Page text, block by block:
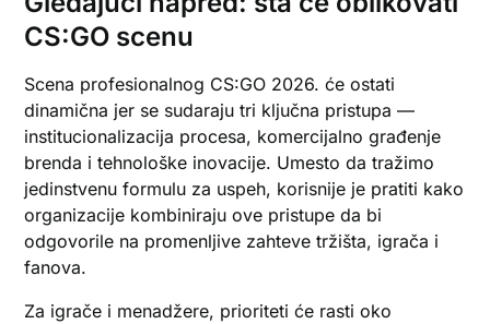
CS:GO scenu
Scena profesionalnog CS:GO 2026. će ostati
dinamična jer se sudaraju tri ključna pristupa —
institucionalizacija procesa, komercijalno građenje
brenda i tehnološke inovacije. Umesto da tražimo
jedinstvenu formulu za uspeh, korisnije je pratiti kako
organizacije kombiniraju ove pristupe da bi
odgovorile na promenljive zahteve tržišta, igrača i
fanova.
Za igrače i menadžere, prioriteti će rasti oko